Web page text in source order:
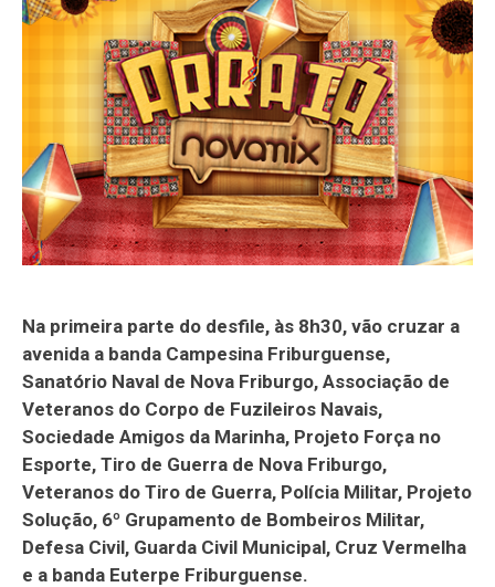
Na primeira parte do desfile, às 8h30, vão cruzar a
avenida a banda Campesina Friburguense,
Sanatório Naval de Nova Friburgo, Associação de
Veteranos do Corpo de Fuzileiros Navais,
Sociedade Amigos da Marinha, Projeto Força no
Esporte, Tiro de Guerra de Nova Friburgo,
Veteranos do Tiro de Guerra, Polícia Militar, Projeto
Solução, 6º Grupamento de Bombeiros Militar,
Defesa Civil, Guarda Civil Municipal, Cruz Vermelha
e a banda Euterpe Friburguense.